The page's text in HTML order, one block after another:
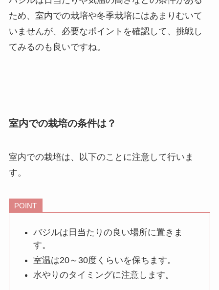
ため、室内での栽培や冬季栽培にはあまりむいて
いませんが、必要なポイントを確認して、挑戦し
てみるのも良いですね。
室内での栽培の条件は？
室内での栽培は、以下のことに注意して行いま
す。
POINT
バジルは日当たりの良い場所に置きま
す。
室温は20～30度くらいを保ちます。
水やりのタイミングに注意します。